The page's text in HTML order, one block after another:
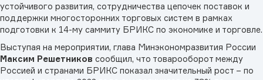
устойчивого развития, сотрудничества цепочек поставок и
поддержки многосторонних торговых систем в рамках
подготовки к 14-му саммиту БРИКС по экономике и торговле.
Выступая на мероприятии, глава Минэкономразвития России
Максим Решетников сообщил, что товарооборот между
Россией и странами БРИКС показал значительный рост – по